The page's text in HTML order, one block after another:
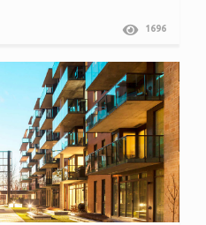
1696